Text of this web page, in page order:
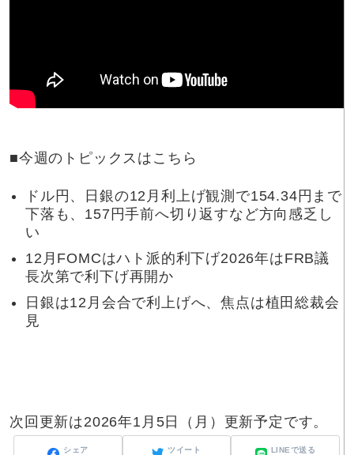
■今週のトピックスはこちら
ドル円、日銀の12月利上げ観測で154.34円まで
下落も、157円手前へ切り返すなど方向感乏し
い
12月FOMCはハト派的利下げ2026年はFRB議
長次第で利下げ再開か
日銀は12月会合で利上げへ、焦点は植田総裁会
見
次回更新は2026年1月5日（月）更新予定です。
シェア ツイート LINEで送る